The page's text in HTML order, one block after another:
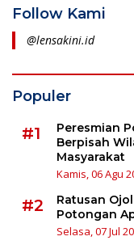
Follow Kami
@lensakini.id
Populer
#1
Peresmian
Berpisah
Masyarakat
Kamis, 06 Agu
#2
Ratusan
Potongan
Selasa, 07 Jul